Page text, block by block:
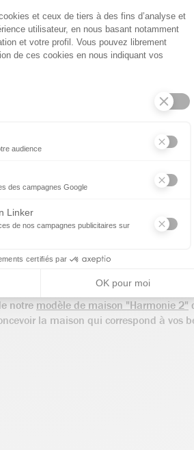
garage offre des prestations de
est pensée pour une
de vie.
notre modèle de maison "Harmonie 2"
la maison qui correspond à vos
du
et ceux de tiers à des fins d’analyse et
utilisateur, en nous basant notamment
et votre profil. Vous pouvez librement
de ces cookies en nous indiquant vos
audience
de notre site web, il nous permet de
des campagnes Google
Linker
de nos campagnes publicitaires sur
Linker facilitent la collecte des données
certifiés par
OK pour moi